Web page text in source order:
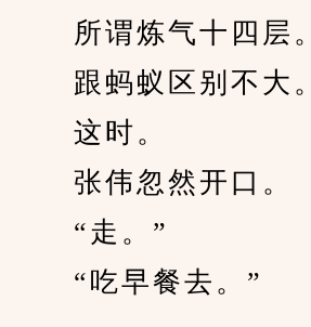
所谓炼气十四层。
跟蚂蚁区别不大。
这时。
张伟忽然开口。
“走。”
“吃早餐去。”